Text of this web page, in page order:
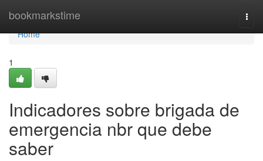
bookmarkstime
Home
Home
1
Indicadores sobre brigada de
emergencia nbr que debe
saber